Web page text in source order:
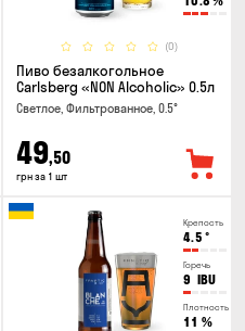
(0)
Пиво безалкогольное
Carlsberg «NON Alcoholic» 0.5л
Светлое, Фильтрованное, 0.5°
49,50
грн за 1 шт
Крепость
4.5 °
Горечь
9 IBU
Плотность
11 %